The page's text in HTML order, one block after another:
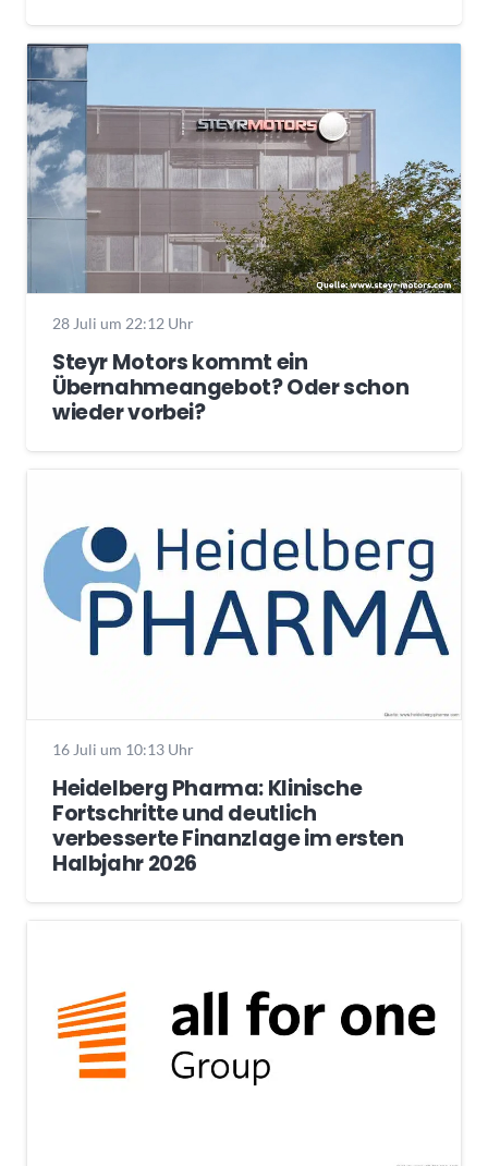
28 Juli um 22:12 Uhr
Steyr Motors kommt ein
Übernahmeangebot? Oder schon
wieder vorbei?
16 Juli um 10:13 Uhr
Heidelberg Pharma: Klinische
Fortschritte und deutlich
verbesserte Finanzlage im ersten
Halbjahr 2026